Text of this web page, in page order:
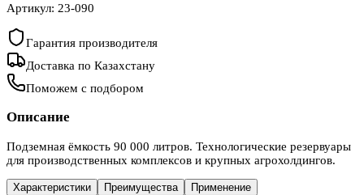
Артикул: 23-090
Гарантия производителя
Доставка по Казахстану
Поможем с подбором
Описание
Подземная ёмкость 90 000 литров. Технологические резервуары
для производственных комплексов и крупных агрохолдингов.
Характеристики Преимущества Применение